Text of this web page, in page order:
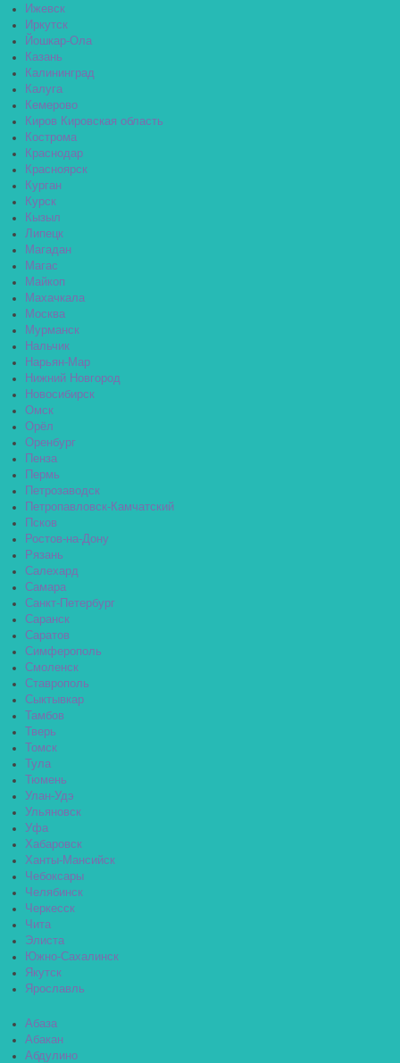
Ижевск
Иркутск
Йошкар-Ола
Казань
Калининград
Калуга
Кемерово
Киров Кировская область
Кострома
Краснодар
Красноярск
Курган
Курск
Кызыл
Липецк
Магадан
Магас
Майкоп
Махачкала
Москва
Мурманск
Нальчик
Нарьян-Мар
Нижний Новгород
Новосибирск
Омск
Орёл
Оренбург
Пенза
Пермь
Петрозаводск
Петропавловск-Камчатский
Псков
Ростов-на-Дону
Рязань
Салехард
Самара
Санкт-Петербург
Саранск
Саратов
Симферополь
Смоленск
Ставрополь
Сыктывкар
Тамбов
Тверь
Томск
Тула
Тюмень
Улан-Удэ
Ульяновск
Уфа
Хабаровск
Ханты-Мансийск
Чебоксары
Челябинск
Черкесск
Чита
Элиста
Южно-Сахалинск
Якутск
Ярославль
Абаза
Абакан
Абдулино